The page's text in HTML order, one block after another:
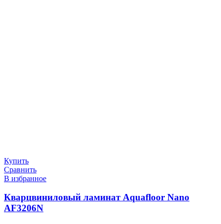
Купить
Сравнить
В избранное
Кварцвиниловый ламинат Aquafloor Nano
AF3206N